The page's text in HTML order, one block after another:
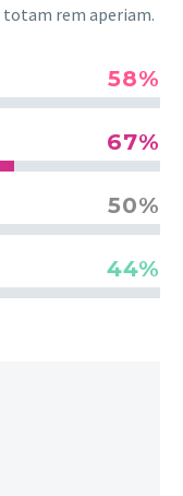
rem aperiam.
58%
67%
50%
44%